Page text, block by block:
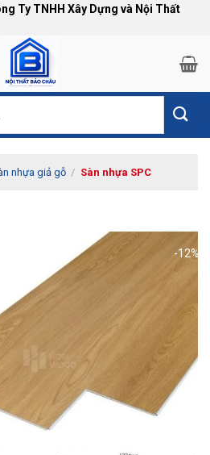
Ty TNHH Xây Dựng và Nội Thất
nhựa giả gỗ / Sàn nhựa SPC
-12%